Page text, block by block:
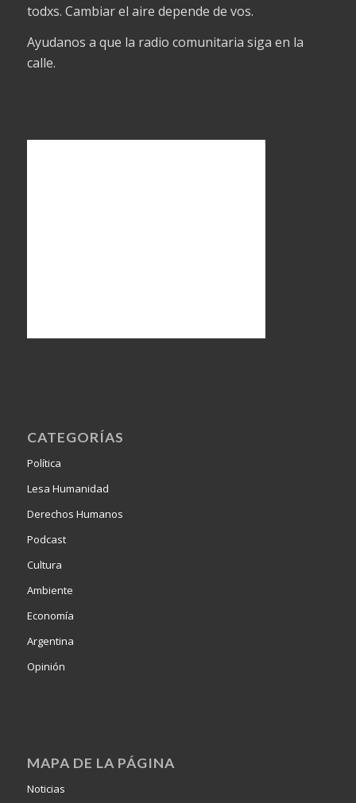
todxs. Cambiar el aire depende de vos.
Ayudanos a que la radio comunitaria siga en la
calle.
CATEGORÍAS
Política
Lesa Humanidad
Derechos Humanos
Podcast
Cultura
Ambiente
Economía
Argentina
Opinión
MAPA DE LA PÁGINA
Noticias